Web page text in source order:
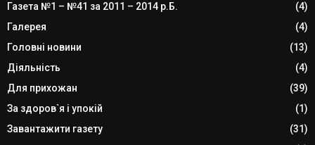
Газета №1 – №41 за 2011 – 2014 р.Б.
(4)
Галерея
(4)
Головні новини
(13)
Діяльність
(4)
Для прихожан
(39)
За здоров`я і упокій
(1)
Завантажити газету
(31)